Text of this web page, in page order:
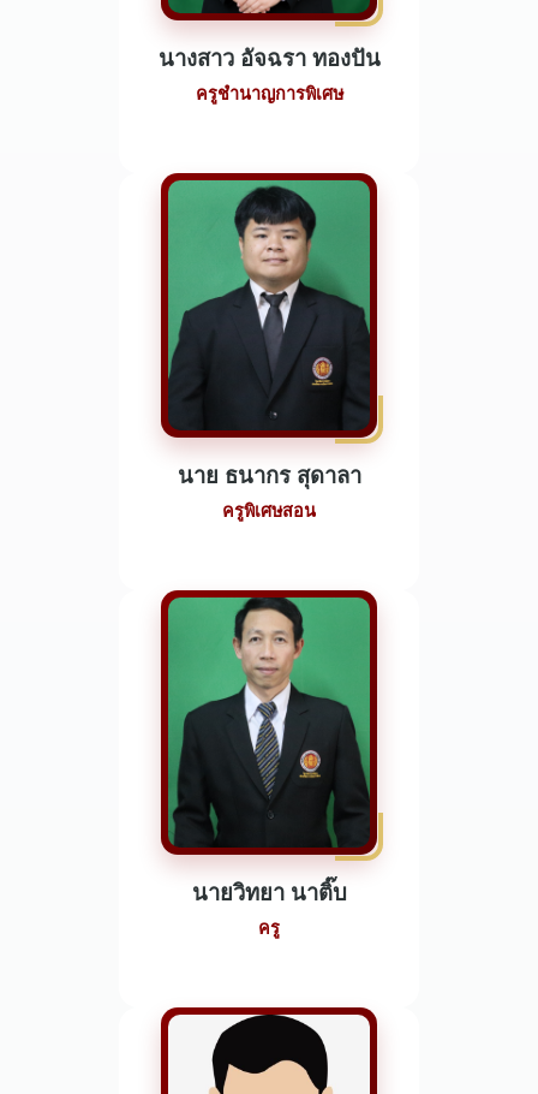
นางสาว อัจฉรา ทองปัน
ครูชำนาญการพิเศษ
นาย ธนากร สุดาลา
ครูพิเศษสอน
นายวิทยา นาติ๊บ
ครู